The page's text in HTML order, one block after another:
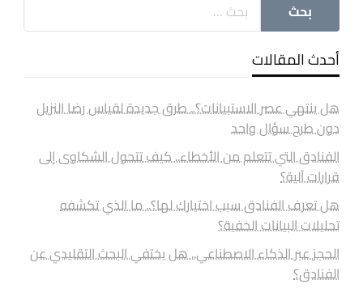
أحدث المقالات
هل ينتهي عصر الاستبيانات؟.. طرق جديدة لقياس رضا النزيل
دون طرح سؤال واحد
الفنادق التي تتعلم من الأخطاء.. كيف تتحول الشكاوى إلى
قرارات آلية؟
هل تعرف الفنادق سبب اختيارك لها؟.. ما الذي تكشفه
تحليلات البيانات الخفية؟
الحجز عبر الذكاء الاصطناعي.. هل يختفي البحث التقليدي عن
الفنادق؟